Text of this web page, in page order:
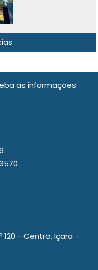
as informações
120 - Centro, Içara -